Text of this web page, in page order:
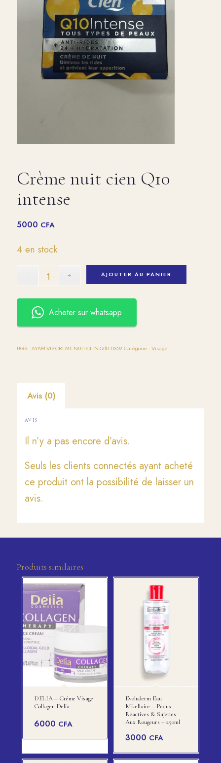
Crème nuit cien Q10
intense
5000 CFA
4 en stock
AJOUTER AU PANIER
Acheter sur whatsapp
UGS : AYAM-VIS-CREME-NUIT-CIEN-Q10--0359 Catégorie : Visage
Avis (0)
AVIS
Il n’y a pas encore d’avis.
Seuls les clients connectés ayant acheté
ce produit ont la possibilité de laisser un
avis.
Produits similaires
DELIA – Crème Visage
Collagen Delia
6000 CFA
Evoluderm Eau
Micellaire – Peaux
Réactives & Sujettes
Aux Rougeurs – 250ml
3000 CFA